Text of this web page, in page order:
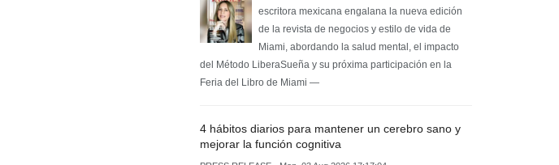
escritora mexicana engalana la nueva edición
de la revista de negocios y estilo de vida de
Miami, abordando la salud mental, el impacto
del Método LiberaSueña y su próxima participación en la
Feria del Libro de Miami —
4 hábitos diarios para mantener un cerebro sano y
mejorar la función cognitiva